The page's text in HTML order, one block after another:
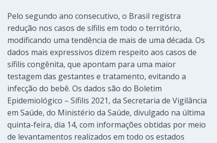
Pelo segundo ano consecutivo, o Brasil registra
redução nos casos de sífilis em todo o território,
modificando uma tendência de mais de uma década. Os
dados mais expressivos dizem respeito aos casos de
sífilis congênita, que apontam para uma maior
testagem das gestantes e tratamento, evitando a
infecção do bebê. Os dados são do Boletim
Epidemiológico – Sífilis 2021, da Secretaria de Vigilância
em Saúde, do Ministério da Saúde, divulgado na última
quinta-feira, dia 14, com informações obtidas por meio
de levantamentos realizados em todo os estados